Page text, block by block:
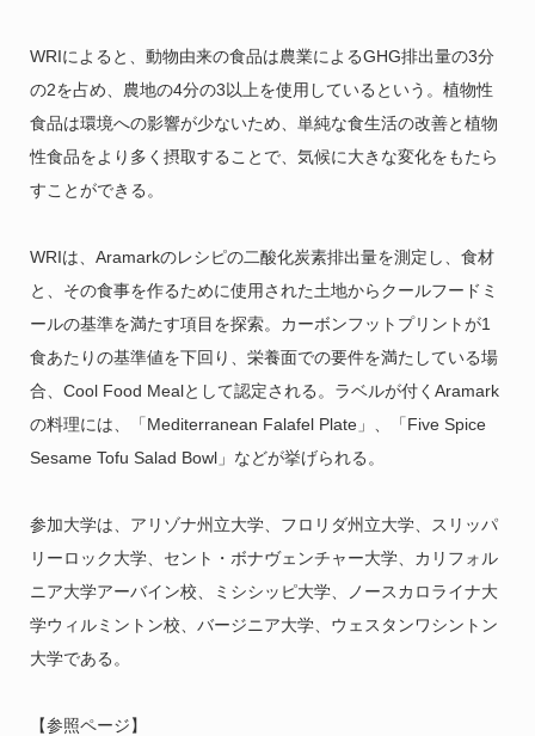
WRIによると、動物由来の食品は農業によるGHG排出量の3分
の2を占め、農地の4分の3以上を使用しているという。植物性
食品は環境への影響が少ないため、単純な食生活の改善と植物
性食品をより多く摂取することで、気候に大きな変化をもたら
すことができる。
WRIは、Aramarkのレシピの二酸化炭素排出量を測定し、食材
と、その食事を作るために使用された土地からクールフードミ
ールの基準を満たす項目を探索。カーボンフットプリントが1
食あたりの基準値を下回り、栄養面での要件を満たしている場
合、Cool Food Mealとして認定される。ラベルが付くAramark
の料理には、「Mediterranean Falafel Plate」、「Five Spice
Sesame Tofu Salad Bowl」などが挙げられる。
参加大学は、アリゾナ州立大学、フロリダ州立大学、スリッパ
リーロック大学、セント・ボナヴェンチャー大学、カリフォル
ニア大学アーバイン校、ミシシッピ大学、ノースカロライナ大
学ウィルミントン校、バージニア大学、ウェスタンワシントン
大学である。
【参照ページ】